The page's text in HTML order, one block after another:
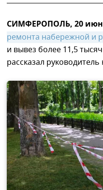
СИМФЕРОПОЛЬ, 20
ремонта набережной и
и вывез более 11,5
рассказал